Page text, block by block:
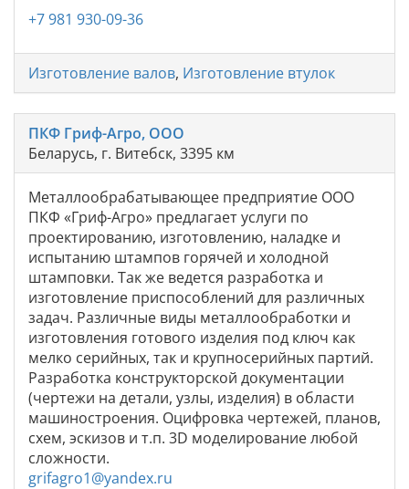
+7 981 930-09-36
Изготовление валов, Изготовление втулок
ПКФ Гриф-Агро, ООО
Беларусь, г. Витебск, 3395 км
Металлообрабатывающее предприятие ООО
ПКФ «Гриф-Агро» предлагает услуги по
проектированию, изготовлению, наладке и
испытанию штампов горячей и холодной
штамповки. Так же ведется разработка и
изготовление приспособлений для различных
задач. Различные виды металлообработки и
изготовления готового изделия под ключ как
мелко серийных, так и крупносерийных партий.
Разработка конструкторской документации
(чертежи на детали, узлы, изделия) в области
машиностроения. Оцифровка чертежей, планов,
схем, эскизов и т.п. 3D моделирование любой
сложности.
grifagro1@yandex.ru